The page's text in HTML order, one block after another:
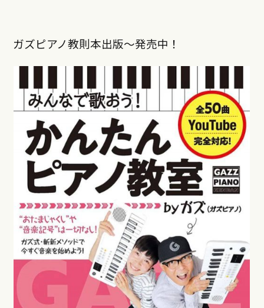
ガズピアノ教則本出版〜発売中！